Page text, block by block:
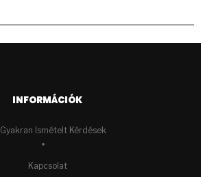
INFORMÁCIÓK
Gyakran Ismételt Kérdések
Kapcsolat